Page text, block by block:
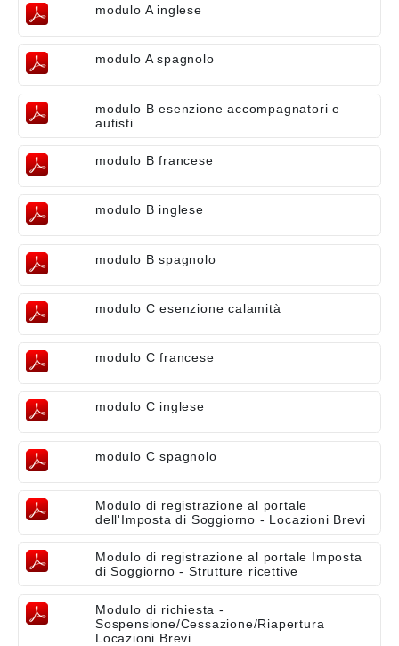
modulo A inglese
modulo A spagnolo
modulo B esenzione accompagnatori e
autisti
modulo B francese
modulo B inglese
modulo B spagnolo
modulo C esenzione calamità
modulo C francese
modulo C inglese
modulo C spagnolo
Modulo di registrazione al portale
dell'Imposta di Soggiorno - Locazioni Brevi
Modulo di registrazione al portale Imposta
di Soggiorno - Strutture ricettive
Modulo di richiesta -
Sospensione/Cessazione/Riapertura
Locazioni Brevi